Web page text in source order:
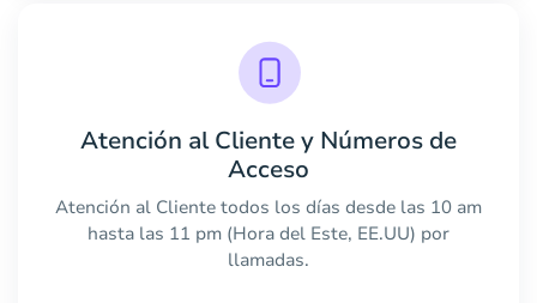
Atención al Cliente y Números de
Acceso
Atención al Cliente todos los días desde las 10 am
hasta las 11 pm (Hora del Este, EE.UU) por
llamadas.